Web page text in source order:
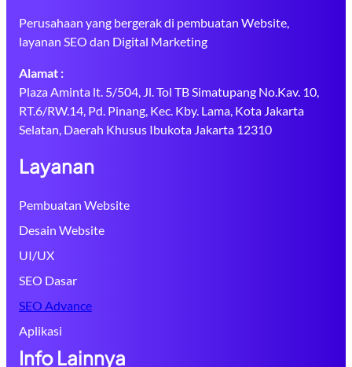
Perusahaan yang bergerak di pembuatan Website,
layanan SEO dan Digital Marketing
Alamat :
Plaza Aminta lt. 5/504, Jl. Tol TB Simatupang No.Kav. 10,
RT.6/RW.14, Pd. Pinang, Kec. Kby. Lama, Kota Jakarta
Selatan, Daerah Khusus Ibukota Jakarta 12310
Layanan
Pembuatan Website
Desain Website
UI/UX
SEO Dasar
SEO Advance
Aplikasi
Info Lainnya